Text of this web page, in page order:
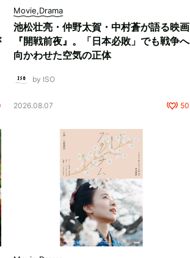
Movie,Drama
池松壮亮・仲野太賀・中村蒼が語る映画
『開戦前夜』。「日本必敗」でも戦争へ
向かわせた空気の正体
by ISO
2026.08.07 50